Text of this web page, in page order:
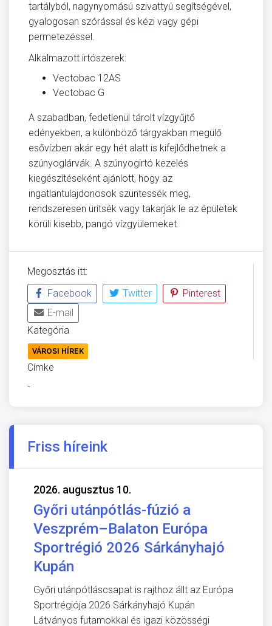
tartályból, nagynyomású szivattyú segítségével,
gyalogosan szórással és kézi vagy gépi
permetezéssel.
Alkalmazott irtószerek:
Vectobac 12AS
Vectobac G
A szabadban, fedetlenül tárolt vízgyűjtő
edényekben, a különböző tárgyakban megülő
esővízben akár egy hét alatt is kifejlődhetnek a
szúnyoglárvák. A szúnyogirtó kezelés
kiegészítéseként ajánlott, hogy az
ingatlantulajdonosok szüntessék meg,
rendszeresen ürítsék vagy takarják le az épületek
körüli kisebb, pangó vízgyülemeket.
Megosztás itt:
Facebook
Twitter
Pinterest
E-mail
Kategória
VÁROSI HÍREK
Címke
-
Friss híreink
2026. augusztus 10.
Győri utánpótlás-fúzió a
Veszprém–Balaton Európa
Sportrégió 2026 Sárkányhajó
Kupán
Győri utánpótláscsapat is rajthoz állt az Európa
Sportrégiója 2026 Sárkányhajó Kupán
Látványos futamokkal és igazi közösségi